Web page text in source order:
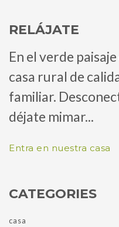
RELÁJATE
En el verde
casa rural de
familiar.
déjate mimar...
Entra en nuestra casa
CATEGORIES
casa